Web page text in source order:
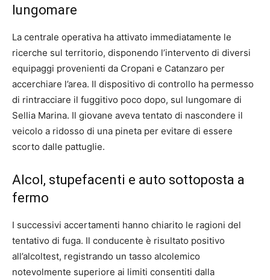
lungomare
La centrale operativa ha attivato immediatamente le
ricerche sul territorio, disponendo l’intervento di diversi
equipaggi provenienti da Cropani e Catanzaro per
accerchiare l’area. Il dispositivo di controllo ha permesso
di rintracciare il fuggitivo poco dopo, sul lungomare di
Sellia Marina. Il giovane aveva tentato di nascondere il
veicolo a ridosso di una pineta per evitare di essere
scorto dalle pattuglie.
Alcol, stupefacenti e auto sottoposta a
fermo
I successivi accertamenti hanno chiarito le ragioni del
tentativo di fuga. Il conducente è risultato positivo
all’alcoltest, registrando un tasso alcolemico
notevolmente superiore ai limiti consentiti dalla